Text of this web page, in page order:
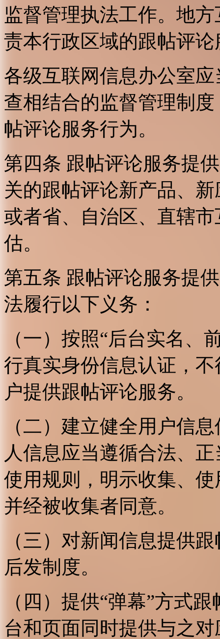
监督管理执法工作。地
责本行政区域的跟帖评
各级互联网信息办公室
查相结合的监督管理制
帖评论服务行为。
第四条 跟帖评论服务提
关的跟帖评论新产品、
或者省、自治区、直辖
估。
第五条 跟帖评论服务提
法履行以下义务：
（一）按照“后台实名、
行真实身份信息认证，
户提供跟帖评论服务。
（二）建立健全用户信
人信息应当遵循合法、
使用规则，明示收集、
并经被收集者同意。
（三）对新闻信息提供
后发制度。
（四）提供“弹幕”方式
台和页面同时提供与之